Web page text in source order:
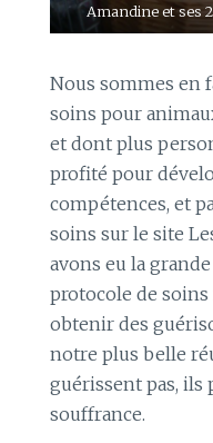
Amandine et ses
Nous sommes en
soins pour
et dont plus
profité pour
compétences, et
soins sur le site
avons eu la
protocole de
obtenir des
notre plus belle
guérissent pas, ils
souffrance.